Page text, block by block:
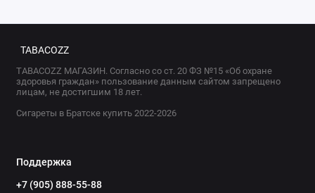
TABACOZZ
TABACOZZ МАГАЗИН. Согласно со ст. 20 ФЗ №15 «Об охране
здоровья граждан» пользование данным сайтом запрещено
лицам, не достигшим 18 лет.
Сигареты в Братске купить 2022-2026
Поддержка
+7 (905) 888-55-88